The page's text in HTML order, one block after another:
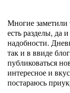
Многие заметили
есть разделы, да
надобности.
так и в ввиде
публиковаться
интересное и
постараюсь